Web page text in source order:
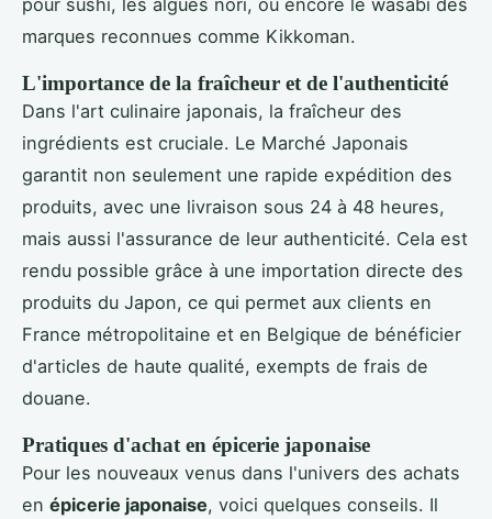
marques reconnues comme Kikkoman.
L'importance de la fraîcheur et de l'authenticité
Dans l'art culinaire japonais, la fraîcheur des
ingrédients est cruciale. Le Marché Japonais
garantit non seulement une rapide expédition des
produits, avec une livraison sous 24 à 48 heures,
mais aussi l'assurance de leur authenticité. Cela est
rendu possible grâce à une importation directe des
produits du Japon, ce qui permet aux clients en
France métropolitaine et en Belgique de bénéficier
d'articles de haute qualité, exempts de frais de
douane.
Pratiques d'achat en épicerie japonaise
Pour les nouveaux venus dans l'univers des achats
en épicerie japonaise, voici quelques conseils. Il